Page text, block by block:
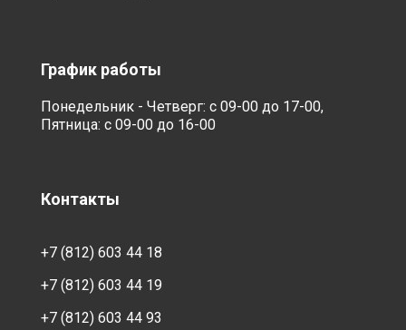
График работы
Понедельник - Четверг: с 09-00 до 17-00,
Пятница: с 09-00 до 16-00
Контакты
+7 (812) 603 44 18
+7 (812) 603 44 19
+7 (812) 603 44 93